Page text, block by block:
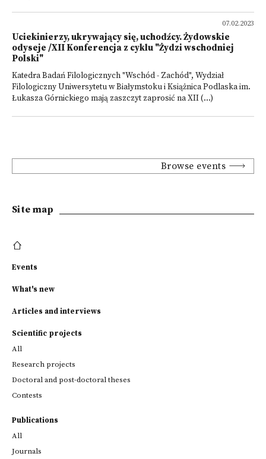
07.02.2023
Uciekinierzy, ukrywający się, uchodźcy. Żydowskie
odyseje /XII Konferencja z cyklu "Żydzi wschodniej
Polski"
Katedra Badań Filologicznych "Wschód - Zachód", Wydział
Filologiczny Uniwersytetu w Białymstoku i Książnica Podlaska im.
Łukasza Górnickiego mają zaszczyt zaprosić na XII (...)
Browse events
Site map
Events
What's new
Articles and interviews
Scientific projects
All
Research projects
Doctoral and post-doctoral theses
Contests
Publications
All
Journals